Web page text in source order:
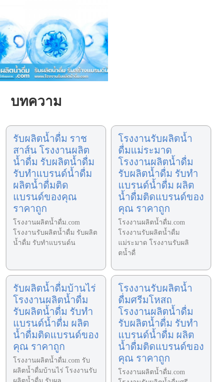
บทความ
รับผลิตน้ำดื่ม ราช
สาส์น โรงงานผลิต
น้ำดื่ม รับผลิตน้ำดื่ม
รับทำแบรนด์น้ำดื่ม
ผลิตน้ำดื่มติด
แบรนด์ของคุณ
ราคาถูก
โรงงานผลิตน้ำดื่ม.com
โรงงานรับผลิตน้ำดื่ม รับผลิต
น้ำดื่ม รับทำแบรนด์น
โรงงานรับผลิตน้ำ
ดื่มแม่ระมาด
โรงงานผลิตน้ำดื่ม
รับผลิตน้ำดื่ม รับทำ
แบรนด์น้ำดื่ม ผลิต
น้ำดื่มติดแบรนด์ของ
คุณ ราคาถูก
โรงงานผลิตน้ำดื่ม.com
โรงงานรับผลิตน้ำดื่ม
แม่ระมาด โรงงานรับผลิ
ตน้ำดื่
รับผลิตน้ำดื่มบ้านไร่
โรงงานผลิตน้ำดื่ม
รับผลิตน้ำดื่ม รับทำ
แบรนด์น้ำดื่ม ผลิต
น้ำดื่มติดแบรนด์ของ
คุณ ราคาถูก
โรงงานผลิตน้ำดื่ม.com รับ
ผลิตน้ำดื่มบ้านไร่ โรงงานรับ
โรงงานรับผลิตน้ำ
ดื่มศรีมโหสถ
โรงงานผลิตน้ำดื่ม
รับผลิตน้ำดื่ม รับทำ
แบรนด์น้ำดื่ม ผลิต
น้ำดื่มติดแบรนด์ของ
คุณ ราคาถูก
โรงงานผลิตน้ำดื่ม.com